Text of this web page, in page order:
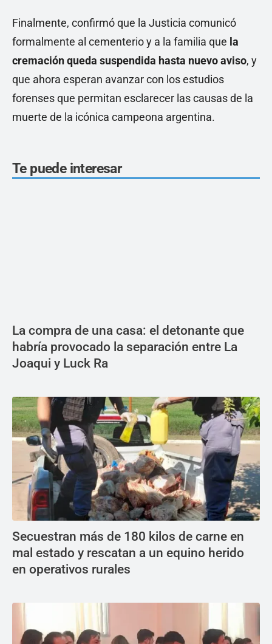
Finalmente, confirmó que la Justicia comunicó
formalmente al cementerio y a la familia que la
cremación queda suspendida hasta nuevo aviso, y
que ahora esperan avanzar con los estudios
forenses que permitan esclarecer las causas de la
muerte de la icónica campeona argentina.
Te puede interesar
La compra de una casa: el detonante que
habría provocado la separación entre La
Joaqui y Luck Ra
Secuestran más de 180 kilos de carne en
mal estado y rescatan a un equino herido
en operativos rurales